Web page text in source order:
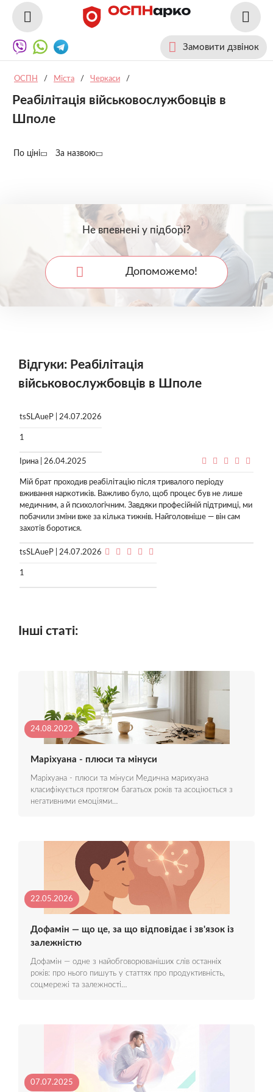
Замовити дзвінок
ОСПН / Міста / Черкаси /
Реабілітація військовослужбовців в
Шполе
По ціні За назвою
Не впевнені у підборі?
Допоможемо!
Відгуки: Реабілітація
військовослужбовців в Шполе
tsSLAueP | 24.07.2026
1
Ірина | 26.04.2025
Мій брат проходив реабілітацію після тривалого періоду
вживання наркотиків. Важливо було, щоб процес був не лише
медичним, а й психологічним. Завдяки професійній підтримці, ми
побачили зміни вже за кілька тижнів. Найголовніше — він сам
захотів боротися.
tsSLAueP | 24.07.2026
1
Інші статі:
24.08.2022
Маріхуана - плюси та мінуси
Маріхуана - плюси та мінуси Медична марихуана
класифікується протягом багатьох років та асоціюється з
негативними емоціями…
22.05.2026
Дофамін — що це, за що відповідає і зв'язок із
залежністю
Дофамін — одне з найобговорюваніших слів останніх
років: про нього пишуть у статтях про продуктивність,
соцмережі та залежності…
07.07.2025